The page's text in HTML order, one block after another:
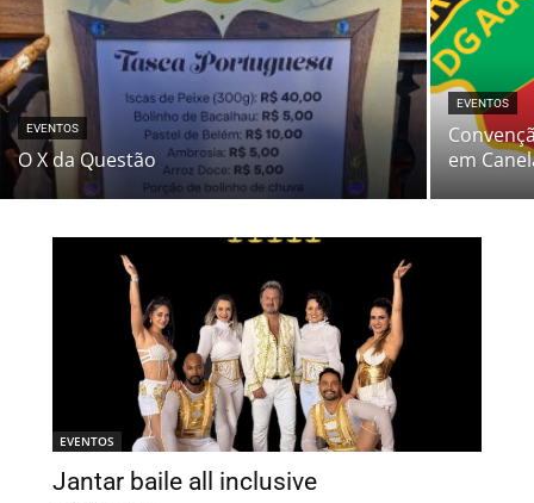
EVENTOS
O X da Questão
EVENTOS
em
EVENTOS
Jantar baile all inclusive